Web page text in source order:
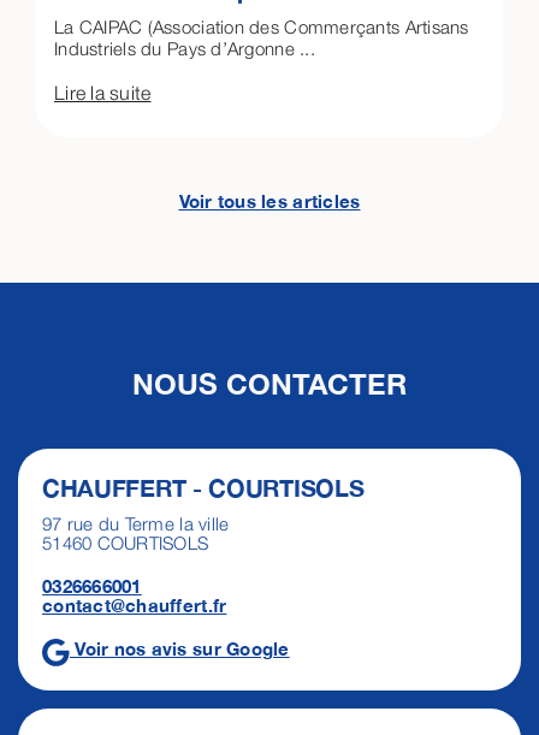
La CAIPAC (Association des Commerçants Artisans
Industriels du Pays d’Argonne ...
Lire la suite
Voir tous les articles
NOUS CONTACTER
CHAUFFERT - COURTISOLS
97 rue du Terme la ville
51460 COURTISOLS
0326666001
contact@chauffert.fr
Voir nos avis sur Google